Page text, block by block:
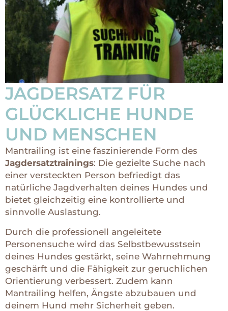
JAGDERSATZ FÜR
GLÜCKLICHE HUNDE
UND MENSCHEN
Mantrailing ist eine faszinierende Form des
Jagdersatztrainings: Die gezielte Suche nach
einer versteckten Person befriedigt das
natürliche Jagdverhalten deines Hundes und
bietet gleichzeitig eine kontrollierte und
sinnvolle Auslastung.
Durch die professionell angeleitete
Personensuche wird das Selbstbewusstsein
deines Hundes gestärkt, seine Wahrnehmung
geschärft und die Fähigkeit zur geruchlichen
Orientierung verbessert. Zudem kann
Mantrailing helfen, Ängste abzubauen und
deinem Hund mehr Sicherheit geben.